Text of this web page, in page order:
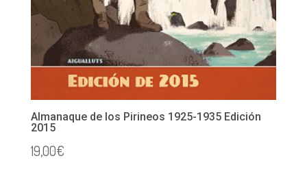
Almanaque de los Pirineos 1925-1935 Edición
2015
19,00€